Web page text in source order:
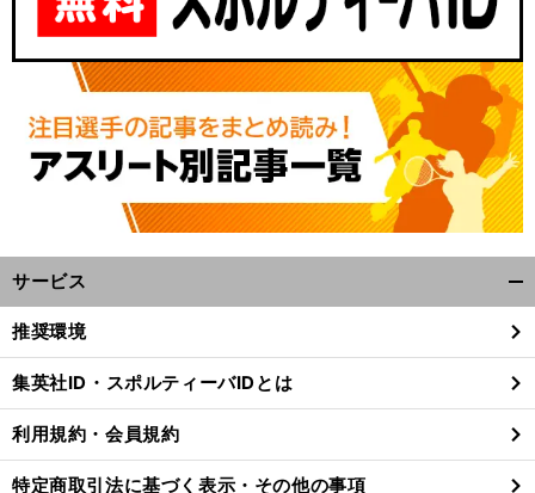
サービス
閉
る
推奨環境
集英社ID・スポルティーバIDとは
利用規約・会員規約
特定商取引法に基づく表示・その他の事項